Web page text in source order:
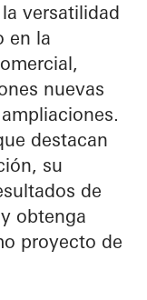
versatilidad
en la
nuevas
destacan
su
de
obtenga
proyecto de